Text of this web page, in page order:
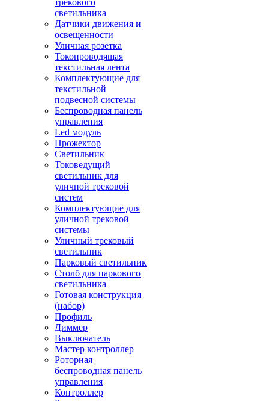
трекового
светильника
Датчики движения и
освещенности
Уличная розетка
Токопроводящая
текстильная лента
Комплектующие для
текстильной
подвесной системы
Беспроводная панель
управления
Led модуль
Прожектор
Светильник
Токоведущий
светильник для
уличной трековой
систем
Комплектующие для
уличной трековой
системы
Уличный трековый
светильник
Парковый светильник
Столб для паркового
светильника
Готовая конструкция
(набор)
Профиль
Диммер
Выключатель
Мастер контроллер
Роторная
беспроводная панель
управления
Контроллер